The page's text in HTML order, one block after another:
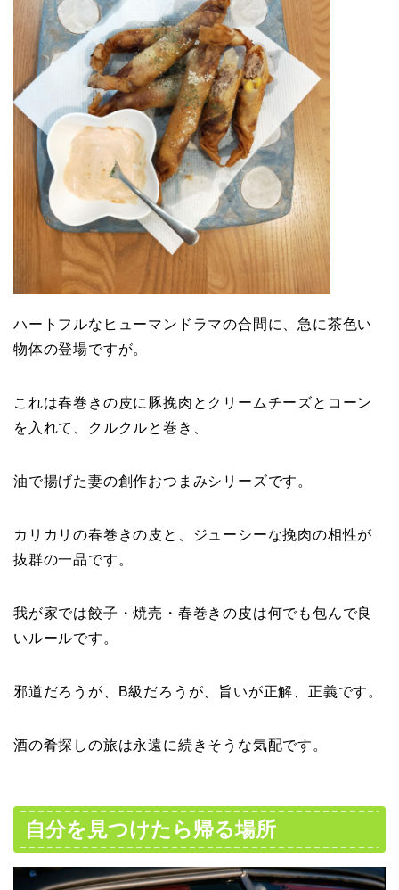
ハートフルなヒューマンドラマの合間に、急に茶色い
物体の登場ですが。
これは春巻きの皮に豚挽肉とクリームチーズとコーン
を入れて、クルクルと巻き、
油で揚げた妻の創作おつまみシリーズです。
カリカリの春巻きの皮と、ジューシーな挽肉の相性が
抜群の一品です。
我が家では餃子・焼売・春巻きの皮は何でも包んで良
いルールです。
邪道だろうが、B級だろうが、旨いが正解、正義です。
酒の肴探しの旅は永遠に続きそうな気配です。
自分を見つけたら帰る場所